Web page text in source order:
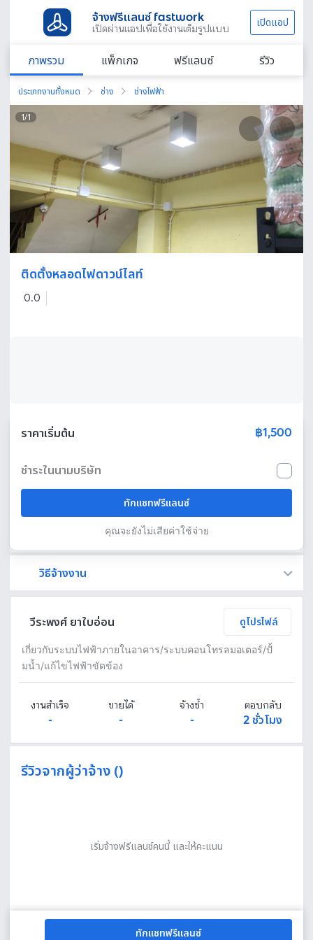
จ้างฟรีแลนซ์ fastwork
เปิดผ่านแอปเพื่อใช้งานเต็มรูปแบบ เปิดแอป
ภาพรวม แพ็กเกจ ฟรีแลนซ์ รีวิว
ประเภทงานทั้งหมด ช่าง ช่างไฟฟ้า
1/1
ติดตั้งหลอดไฟดาวน์ไลท์
0.0
ราคาเริ่มต้น ฿1,500
ชำระในนามบริษัท
ทักแชทฟรีแลนซ์
คุณจะยังไม่เสียค่าใช้จ่าย
วิธีจ้างงาน
วีระพงศ์ ยาใบอ่อน ดูโปรไฟล์
เกี่ยวกับระบบไฟฟ้าภายในอาคาร/ระบบคอนโทรลมอเตอร์/ปั้
มน้ำ/แก้ไขไฟฟ้าขัดข้อง
งานสำเร็จ
-
ขายได้
-
จ้างซ้ำ
-
ตอบกลับ
2 ชั่วโมง
รีวิวจากผู้ว่าจ้าง ()
เริ่มจ้างฟรีแลนซ์คนนี้ และให้คะแนน
ทักแชทฟรีแลนซ์